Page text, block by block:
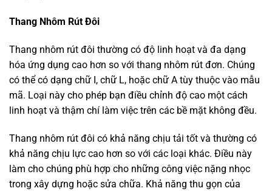
Thang Nhôm Rút Đôi
Thang nhôm rút đôi thường có độ linh hoạt và đa dạng
hóa ứng dụng cao hơn so với thang nhôm rút đơn. Chúng
có thể có dạng chữ I, chữ L, hoặc chữ A tùy thuộc vào mẫu
mã. Loại này cho phép bạn điều chỉnh độ cao một cách
linh hoạt và thậm chí làm việc trên các bề mặt không đều.
Thang nhôm rút đôi có khả năng chịu tải tốt và thường có
khả năng chịu lực cao hơn so với các loại khác. Điều này
làm cho chúng phù hợp cho những công việc nặng nhọc
trong xây dựng hoặc sửa chữa. Khả năng thu gọn của